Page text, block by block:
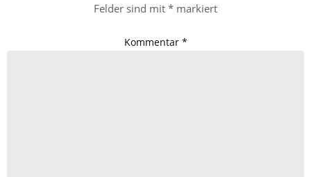
Felder sind mit * markiert
Kommentar *